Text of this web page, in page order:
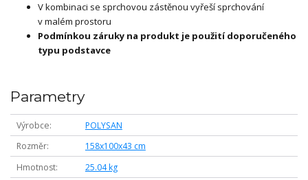
V kombinaci se sprchovou zástěnou vyřeší sprchování
v malém prostoru
Podmínkou záruky na produkt je použití doporučeného
typu podstavce
Parametry
Výrobce
POLYSAN
Rozměr
158x100x43 cm
Hmotnost
25.04 kg